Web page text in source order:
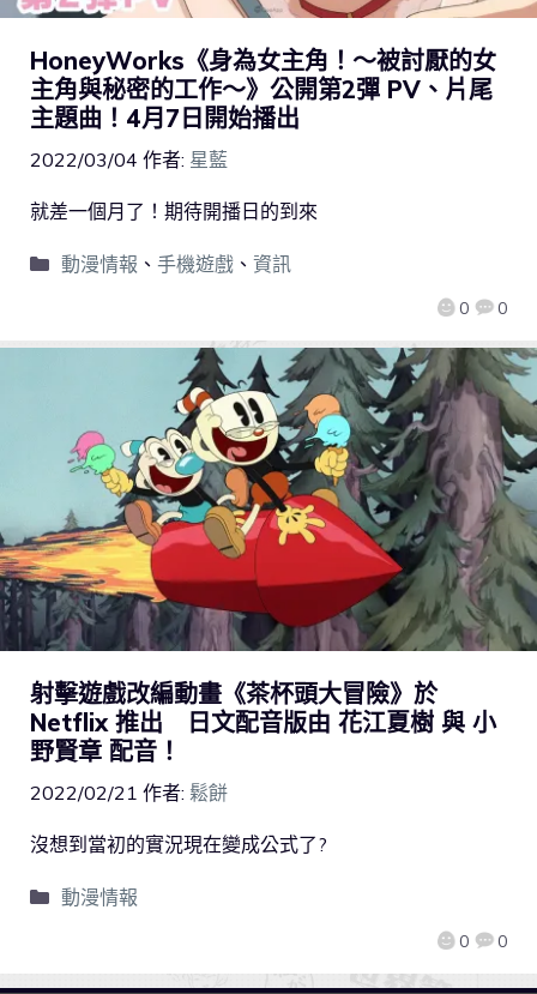
HoneyWorks《身為女主角！～被討厭的女
主角與秘密的工作～》公開第2彈 PV、片尾
主題曲！4月7日開始播出
2022/03/04 作者: 星藍
0 0
就差一個月了！期待開播日的到來
動漫情報 、 手機遊戲、 資訊
射擊遊戲改編動畫《茶杯頭大冒險》於
Netflix 推出 日文配音版由 花江夏樹 與 小
野賢章 配音！
2022/02/21 作者: 鬆餅
0 0
沒想到當初的實況現在變成公式了?
動漫情報